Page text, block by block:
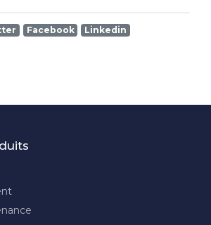
Facebook Linkedin